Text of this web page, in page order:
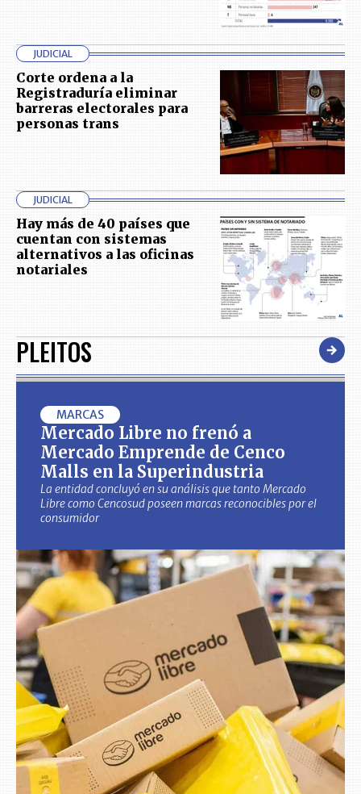
JUDICIAL
Corte ordena a la
Registraduría eliminar
barreras electorales para
personas trans
JUDICIAL
Hay más de 40 países que
cuentan con sistemas
alternativos a las oficinas
notariales
PLEITOS
MARCAS
Mercado Libre no frenó a
Mercado Emprende de Cenco
Malls en la Superindustria
La entidad concluyó en su análisis que tanto Mercado
Libre como Cencosud poseen marcas reconocibles por el
consumidor